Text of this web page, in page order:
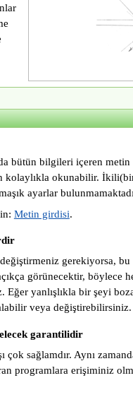
bütün bilgileri içeren
kolaylıkla okunabilir.
ayarlar
Metin girdisi.
gerekiyorsa, bu
görünecektir, böylece
yanlışlıkla bir şeyi
veya değiştirebilirsiniz.
garantilidir
çok sağlamdır. Aynı
programlara erişiminiz